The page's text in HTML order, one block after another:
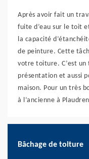
Après avoir fait un
fuite d’eau sur le toit
la capacité
de peinture. Cette
votre toiture. C’est un
présentation et aussi
maison. Pour un très
à l’ancienne à
Bâchage de toiture